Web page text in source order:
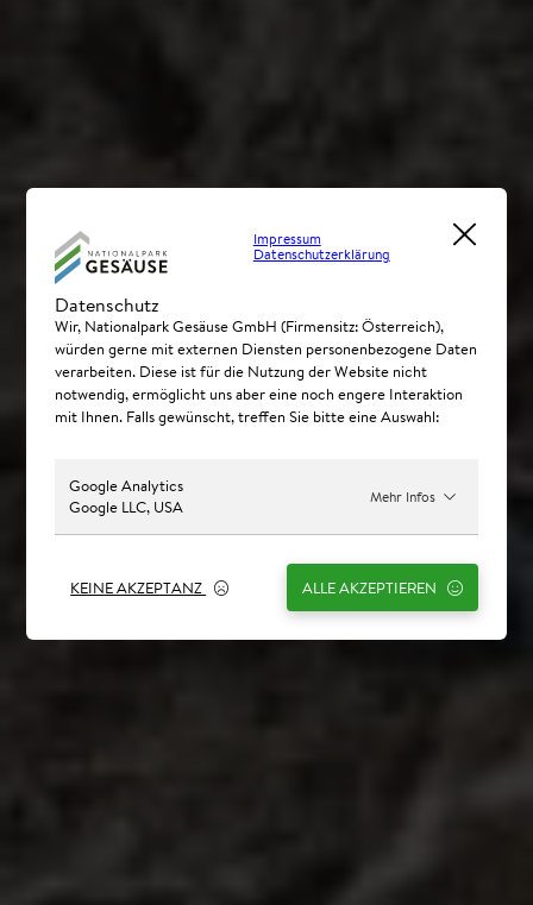
Datenschutz
Impressum
Datenschutzerklärung
Wir, Nationalpark Gesäuse GmbH (Firmensitz: Österreich),
würden gerne mit externen Diensten personenbezogene Daten
verarbeiten. Diese ist für die Nutzung der Website nicht
notwendig, ermöglicht uns aber eine noch engere Interaktion
mit Ihnen. Falls gewünscht, treffen Sie bitte eine Auswahl:
Google Analytics
Google LLC, USA
Mehr Infos
KEINE AKZEPTANZ ALLE AKZEPTIEREN